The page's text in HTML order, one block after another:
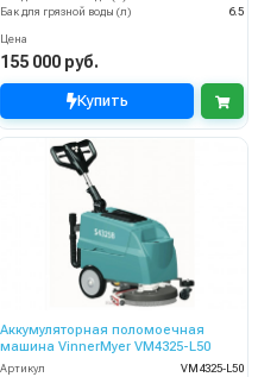
Бак для грязной воды (л)
6.5
Цена
155 000 руб.
Купить
Аккумуляторная поломоечная
машина VinnerMyer VM4325-L50
Артикул
VM4325-L50